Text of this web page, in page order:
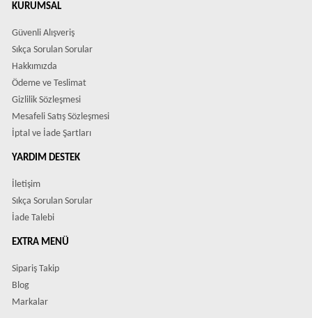
KURUMSAL
Güvenli Alışveriş
Sıkça Sorulan Sorular
Hakkımızda
Ödeme ve Teslimat
Gizlilik Sözleşmesi
Mesafeli Satış Sözleşmesi
İptal ve İade Şartları
YARDIM DESTEK
İletişim
Sıkça Sorulan Sorular
İade Talebi
EXTRA MENÜ
Sipariş Takip
Blog
Markalar